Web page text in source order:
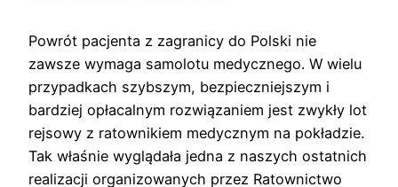
Powrót pacjenta z zagranicy do Polski nie
zawsze wymaga samolotu medycznego. W wielu
przypadkach szybszym, bezpieczniejszym i
bardziej opłacalnym rozwiązaniem jest zwykły lot
rejsowy z ratownikiem medycznym na pokładzie.
Tak właśnie wyglądała jedna z naszych ostatnich
realizacji organizowanych przez Ratownictwo